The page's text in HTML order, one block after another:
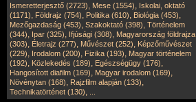
Ismeretterjesztő (2723), Mese (1554), Iskolai, oktató
(1171), Földrajz (754), Politika (610), Biológia (453),
Mezőgazdaság (453), Szakoktató (398), Történelem
(344), Ipar (325), Ifjúsági (308), Magyarország földrajza
(303), Életrajz (277), Művészet (252), Képzőművészet
(229), Irodalom (200), Fizika (193), Magyar történelem
(192), Közlekedés (189), Egészségügy (176),
Hangosított diafilm (169), Magyar irodalom (169),
Növénytan (168), Rajzfilm alapján (133),
Technikatörténet (130),